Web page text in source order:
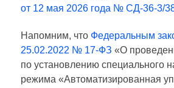
от 12 мая 2026 года № СД-36-3/
Напомним, что Федеральным
25.02.2022 № 17-ФЗ «О
по установлению специального
режима «Автоматизированная